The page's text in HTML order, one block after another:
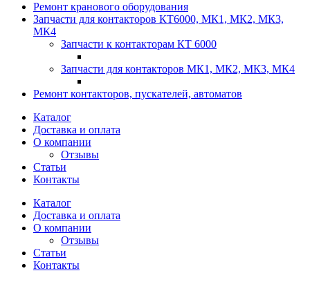
Ремонт кранового оборудования
Запчасти для контакторов КТ6000, МК1, МК2, МК3,
МК4
Запчасти к контакторам КТ 6000
Запчасти для контакторов МК1, МК2, МК3, МК4
Ремонт контакторов, пускателей, автоматов
Каталог
Доставка и оплата
О компании
Отзывы
Статьи
Контакты
Каталог
Доставка и оплата
О компании
Отзывы
Статьи
Контакты